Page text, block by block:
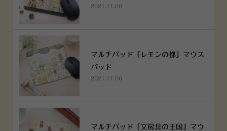
2021.11.06
マルチパッド「レモンの都」マウス
パッド
2021.11.06
マルチパッド「文房具の王国」マウ